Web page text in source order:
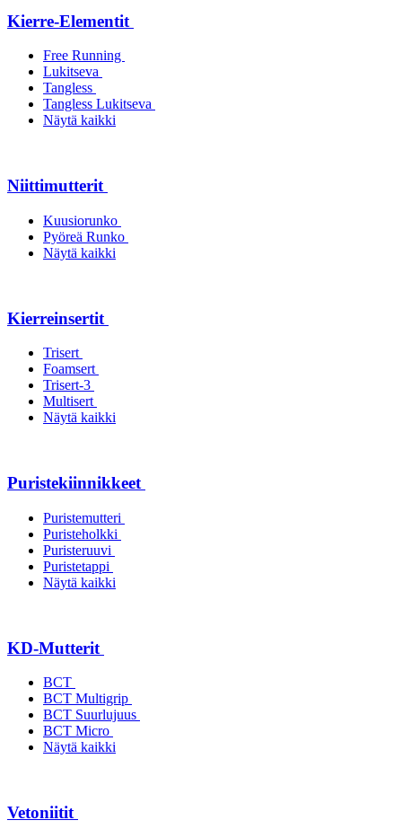
Kierre-Elementit
Free Running
Lukitseva
Tangless
Tangless Lukitseva
Näytä kaikki
Niittimutterit
Kuusiorunko
Pyöreä Runko
Näytä kaikki
Kierreinsertit
Trisert
Foamsert
Trisert-3
Multisert
Näytä kaikki
Puristekiinnikkeet
Puristemutteri
Puristeholkki
Puristeruuvi
Puristetappi
Näytä kaikki
KD-Mutterit
BCT
BCT Multigrip
BCT Suurlujuus
BCT Micro
Näytä kaikki
Vetoniitit